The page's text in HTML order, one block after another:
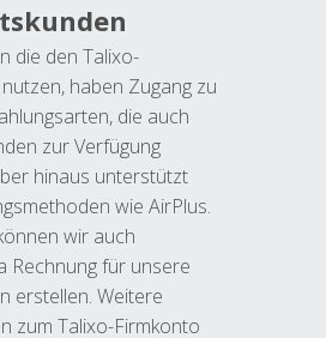
die den Talixo-
haben Zugang zu
die auch
zur Verfügung
hinaus unterstützt
wie AirPlus.
wir auch
Rechnung für unsere
erstellen. Weitere
zum Talixo-Firmkonto